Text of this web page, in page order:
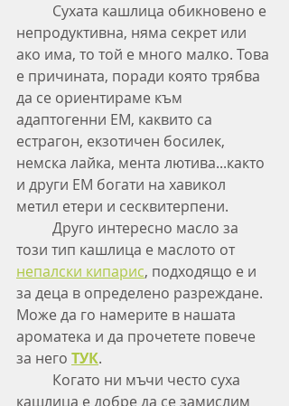
непродуктивна, няма секрет или
ако има, то той е много малко. Това
е причината, поради която трябва
да се ориентираме към
адаптогенни ЕМ, каквито са
естрагон, екзотичен босилек,
немска лайка, мента лютива...както
и други ЕМ богати на хавикол
метил етери и сесквитерпени.
този тип кашлица е маслото от
непалски кипарис, подходящо е и
за деца в определено разреждане.
Може да го намерите в нашата
ароматека и да прочетете повече
за него ТУК.
кашлица е добре да се замислим